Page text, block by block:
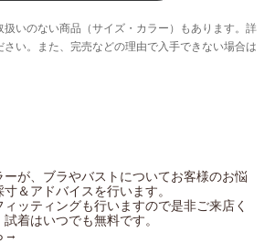
ャンペーン
登録
ージュ
クパートナー
いのない商品（サイズ・カラー）もあります。詳
さい。また、完売などの理由で入手できない場合は
が、ブラやバストについてお客様のお悩
＆アドバイスを行います。
ッティングも行いますので是非ご来店く
着はいつでも無料です。
→